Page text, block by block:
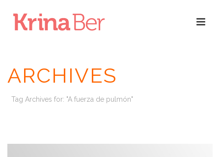
ARCHIVES
Tag Archives for: "A fuerza de pulmón"